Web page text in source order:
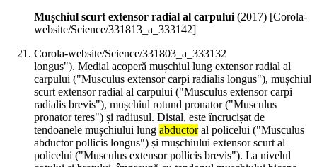
Mușchiul scurt extensor radial al carpului(2017) [Corola-
website/Science/331813_a_333142]
Corola-website/Science/331803_a_333132
longus"). Medial acoperă mușchiul lung extensor radial al
carpului ("Musculus extensor carpi radialis longus"), mușchiul
scurt extensor radial al carpului ("Musculus extensor carpi
radialis brevis"), mușchiul rotund pronator ("Musculus
pronator teres") și radiusul. Distal, este încrucișat de
tendoanele mușchiului lung abductoral policelui ("Musculus
abductor pollicis longus") și mușchiului extensor scurt al
policelui ("Musculus extensor pollicis brevis"). La nivelul